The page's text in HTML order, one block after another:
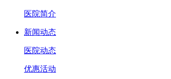
医院简介
新闻动态
医院动态
优惠活动